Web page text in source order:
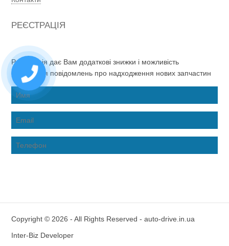
РЕЄСТРАЦІЯ
Реєстрація дає Вам додаткові знижки і можливість
отримання повідомлень про надходження нових запчастин
Copyright © 2026 - All Rights Reserved - auto-drive.in.ua
Inter-Biz Developer